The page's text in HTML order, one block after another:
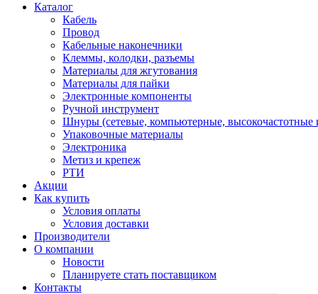
Каталог
Кабель
Провод
Кабельные наконечники
Клеммы, колодки, разъемы
Материалы для жгутования
Материалы для пайки
Электронные компоненты
Ручной инструмент
Шнуры (сетевые, компьютерные, высокочастотные
Упаковочные материалы
Электроника
Метиз и крепеж
РТИ
Акции
Как купить
Условия оплаты
Условия доставки
Производители
О компании
Новости
Планируете стать поставщиком
Контакты